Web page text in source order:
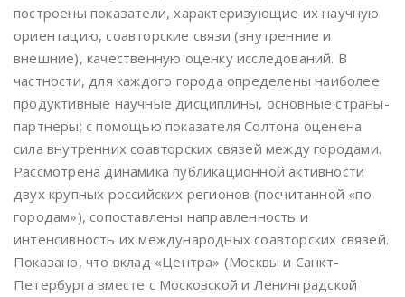
построены показатели, характеризующие их научную
ориентацию, соавторские связи (внутренние и
внешние), качественную оценку исследований. В
частности, для каждого города определены наиболее
продуктивные научные дисциплины, основные страны-
партнеры; с помощью показателя Солтона оценена
сила внутренних соавторских связей между городами.
Рассмотрена динамика публикационной активности
двух крупных российских регионов (посчитанной «по
городам»), сопоставлены направленность и
интенсивность их международных соавторских связей.
Показано, что вклад «Центра» (Москвы и Санкт-
Петербурга вместе с Московской и Ленинградской